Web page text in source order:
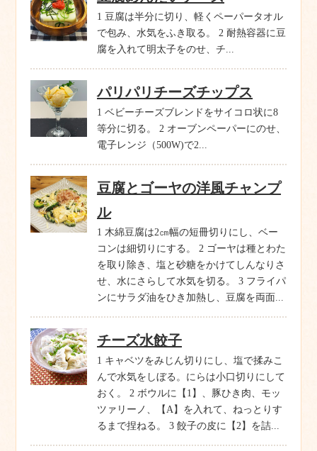
1 豆腐は半分に切り、軽くペーパータオル
で包み、水気をふき取る。 2 耐熱容器に豆
腐を入れて明太子をのせ、チ...
パリパリチーズチップス
1 ベビーチーズブレンドをサイコロ状に8
等分に切る。 2 オーブンペーパーにのせ、
電子レンジ（500W)で2...
豆腐とゴーヤの洋風チャンプ
ル
1 木綿豆腐は2㎝幅の短冊切りにし、ベー
コンは細切りにする。 2 ゴーヤは種とわた
を取り除き、塩と砂糖をかけてしんなりさ
せ、水にさらして水気を切る。 3 フライパ
ンにサラダ油をひき加熱し、豆腐を両面...
チーズ水餃子
1 キャベツをみじん切りにし、塩で揉みこ
んで水気をしぼる。にらは小口切りにして
おく。 2 ボウルに【1】、豚ひき肉、モッ
ツァリーノ、【A】を入れて、ねっとりす
るまで捏ねる。 3 餃子の皮に【2】を詰...